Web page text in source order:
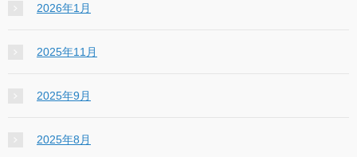
2026年1月
2025年11月
2025年9月
2025年8月